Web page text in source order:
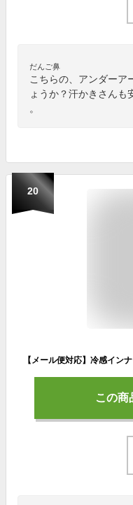
だんご鼻
こちらの、アンダーア
ょうか？汗かきさんも
。
20
この商